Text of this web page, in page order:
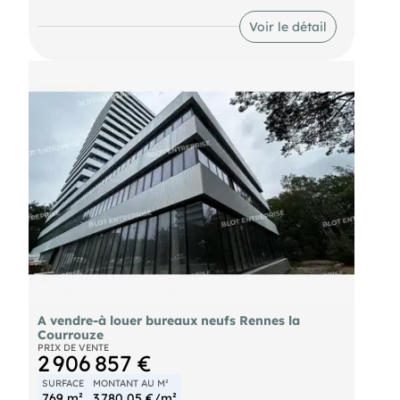
de 267 m² quote-part de parties communes
incluses (soit une surface privative de 247 m²).
Bureaux aménagés, climatisés par système de de
Les informations sur les risques naturels, miniers,
ou technologiques, auxquels ces biens sont
exposés, sont disponibles sur le site
Voir le détail
A vendre-à louer bureaux neufs Rennes la
Courrouze
PRIX DE VENTE
2 906 857 €
SURFACE MONTANT AU M²